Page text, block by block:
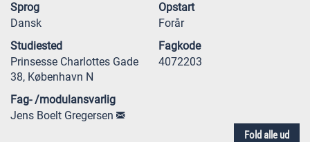
Sprog
Dansk
Opstart
Forår
Studiested
Prinsesse Charlottes Gade
38, København N
Fagkode
4072203
Fag- /modulansvarlig
Jens Boelt Gregersen
Fold alle ud